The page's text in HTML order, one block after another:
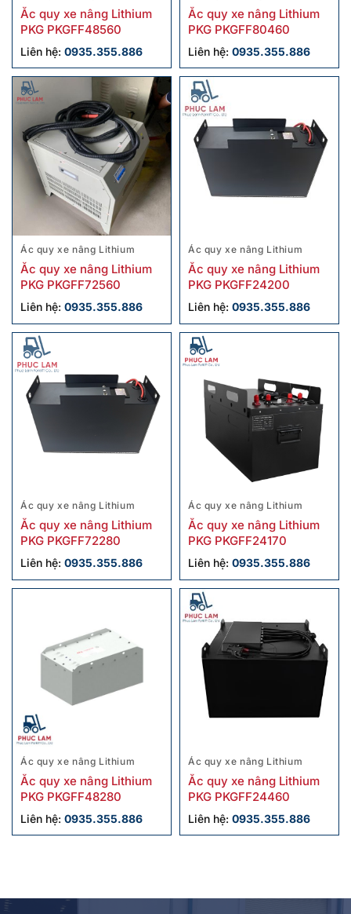
Ắc quy xe nâng Lithium
PKG PKGFF48560
Liên hệ: 0935.355.886
Ắc quy xe nâng Lithium
PKG PKGFF80460
Liên hệ: 0935.355.886
Ác quy xe nâng Lithium
Ẵc quy xe nâng Lithium
PKG PKGFF72560
Liên hệ: 0935.355.886
Ác quy xe nâng Lithium
Ắc quy xe nâng Lithium
PKG PKGFF24200
Liên hệ: 0935.355.886
Ác quy xe nâng Lithium
Ắc quy xe nâng Lithium
PKG PKGFF72280
Liên hệ: 0935.355.886
Ác quy xe nâng Lithium
Ắc quy xe nâng Lithium
PKG PKGFF24170
Liên hệ: 0935.355.886
Ác quy xe nâng Lithium
Ắc quy xe nâng Lithium
PKG PKGFF48280
Liên hệ: 0935.355.886
Ác quy xe nâng Lithium
Ắc quy xe nâng Lithium
PKG PKGFF24460
Liên hệ: 0935.355.886